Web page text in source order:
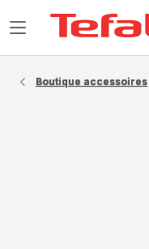
Ouvrir
Boutique accessoires